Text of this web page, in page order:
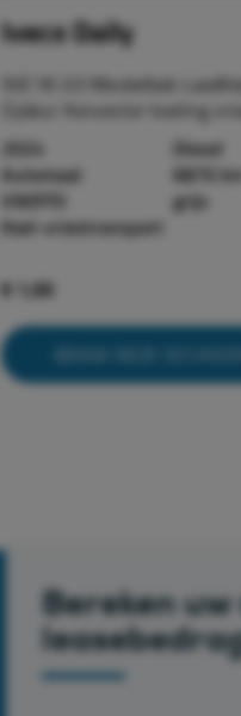
Iveco Daily
50C18 3.0 Meubelbak
Zijdeur Konvector koeling
2024
Diesel
Automaat
6870
V90FFD
grijs
Koel-vriestransport
€ 1,00